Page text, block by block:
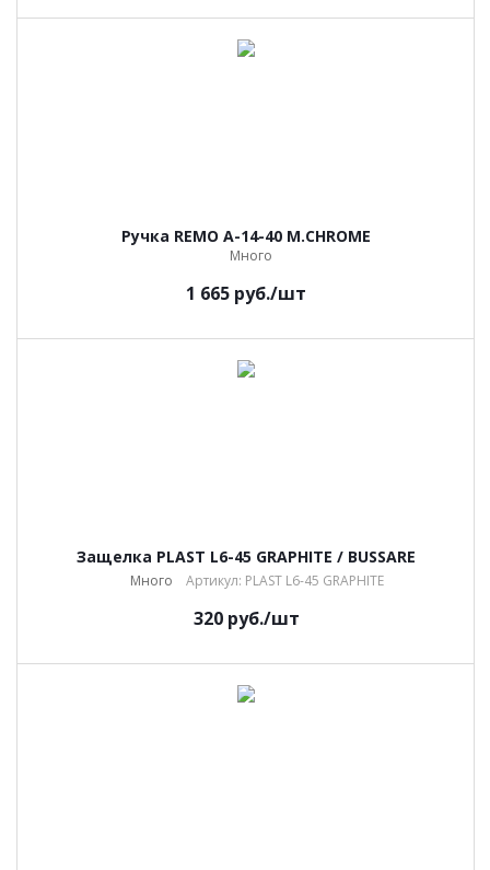
Ручка REMO A-14-40 M.CHROME
Много
1 665 руб./шт
Защелка PLAST L6-45 GRAPHITE / BUSSARE
Много Артикул: PLAST L6-45 GRAPHITE
320руб./шт